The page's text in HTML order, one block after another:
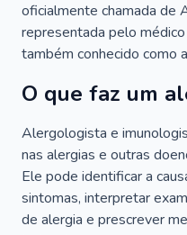
oficialmente chamada de
representada pelo
também conhecido como
O que faz um
Alergologista e
nas alergias e outras
Ele pode identificar a
sintomas, interpretar
de alergia e prescrever